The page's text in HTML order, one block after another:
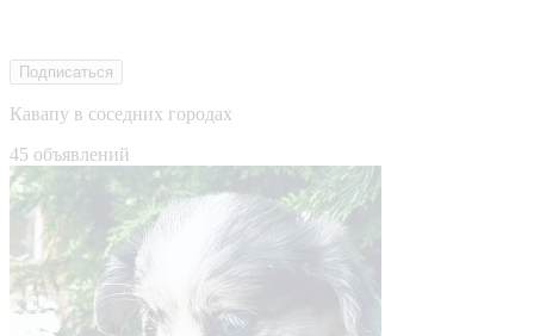
Подписаться
Кавапу в соседних городах
45 объявлений